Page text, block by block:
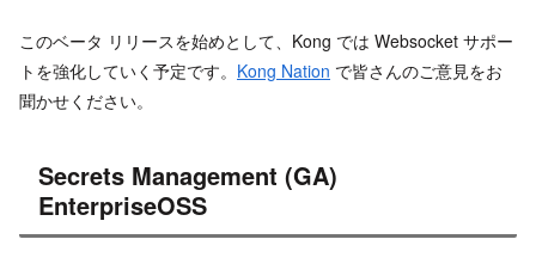
このベータ リリースを始めとして、Kong では Websocket サポー
トを強化していく予定です。 Kong Nation で皆さんのご意見をお
聞かせください。
Secrets Management (GA)
EnterpriseOSS